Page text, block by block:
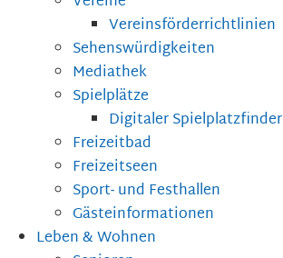
Vereinsförderrichtlinien
Sehenswürdigkeiten
Mediathek
Spielplätze
Digitaler Spielplatzfinder
Freizeitbad
Freizeitseen
Sport- und Festhallen
Gästeinformationen
Leben & Wohnen